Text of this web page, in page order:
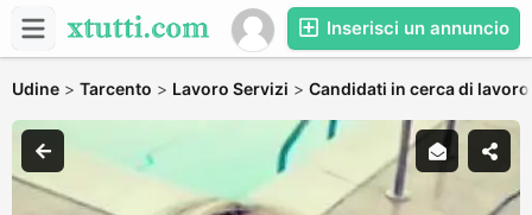
Inserisci un annuncio
Udine > Tarcento > Lavoro Servizi > Candidati in cerca di lavoro